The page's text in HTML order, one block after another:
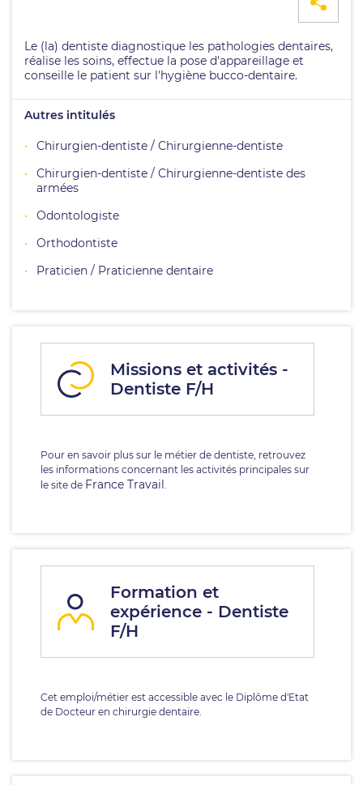
Le (la) dentiste diagnostique les pathologies dentaires,
réalise les soins, effectue la pose d'appareillage et
conseille le patient sur l'hygiène bucco-dentaire.
Autres intitulés
Chirurgien-dentiste / Chirurgienne-dentiste
Chirurgien-dentiste / Chirurgienne-dentiste des
armées
Odontologiste
Orthodontiste
Praticien / Praticienne dentaire
Missions et activités -
Dentiste F/H
Pour en savoir plus sur le métier de dentiste, retrouvez
les informations concernant les activités principales sur
le site de France Travail.
Formation et
expérience - Dentiste
F/H
Cet emploi/métier est accessible avec le Diplôme d'Etat
de Docteur en chirurgie dentaire.